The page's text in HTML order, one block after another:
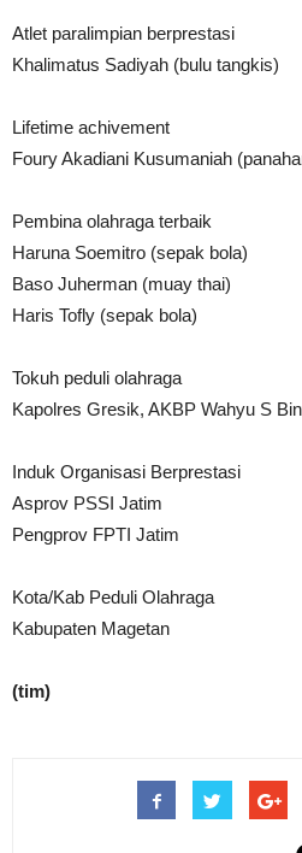
Atlet paralimpian berprestasi
Khalimatus Sadiyah (bulu tangkis)
Lifetime achivement
Foury Akadiani Kusumaniah
Pembina olahraga terbaik
Haruna Soemitro (sepak bola)
Baso Juherman (muay thai)
Haris Tofly (sepak bola)
Tokuh peduli olahraga
Kapolres Gresik, AKBP Wahyu S
Induk Organisasi Berprestasi
Asprov PSSI Jatim
Pengprov FPTI Jatim
Kota/Kab Peduli Olahraga
Kabupaten Magetan
(tim)